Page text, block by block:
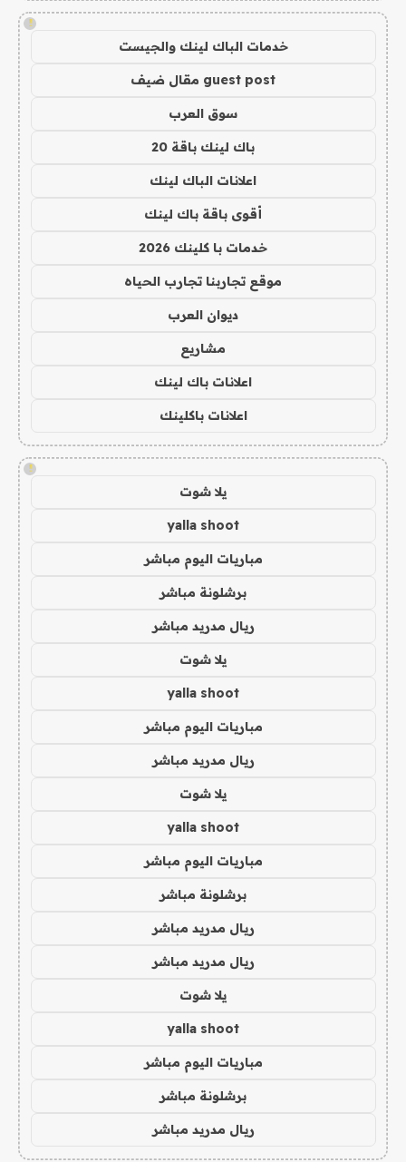
!
خدمات الباك لينك والجيست
guest post مقال ضيف
سوق العرب
باك لينك باقة 20
اعلانات الباك لينك
أقوى باقة باك لينك
خدمات با كلينك 2026
موقع تجاربنا تجارب الحياه
ديوان العرب
مشاريع
اعلانات باك لينك
اعلانات باكلينك
!
يلا شوت
yalla shoot
مباريات اليوم مباشر
برشلونة مباشر
ريال مدريد مباشر
يلا شوت
yalla shoot
مباريات اليوم مباشر
ريال مدريد مباشر
يلا شوت
yalla shoot
مباريات اليوم مباشر
برشلونة مباشر
ريال مدريد مباشر
ريال مدريد مباشر
يلا شوت
yalla shoot
مباريات اليوم مباشر
برشلونة مباشر
ريال مدريد مباشر